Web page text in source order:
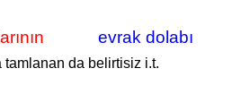
evrak dolabı
tamlanan da belirtisiz i.t.